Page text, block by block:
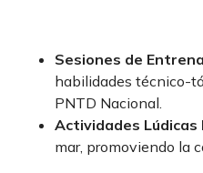
Sesiones de
habilidades técnico-
PNTD Nacional.
Actividades Lúdicas
mar, promoviendo la